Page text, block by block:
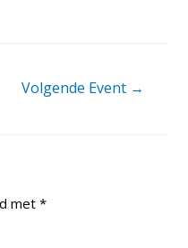
Volgende Event →
met*